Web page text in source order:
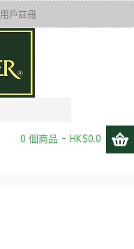
送貨條款
用戶註冊
0 個商品 - HK$0.0